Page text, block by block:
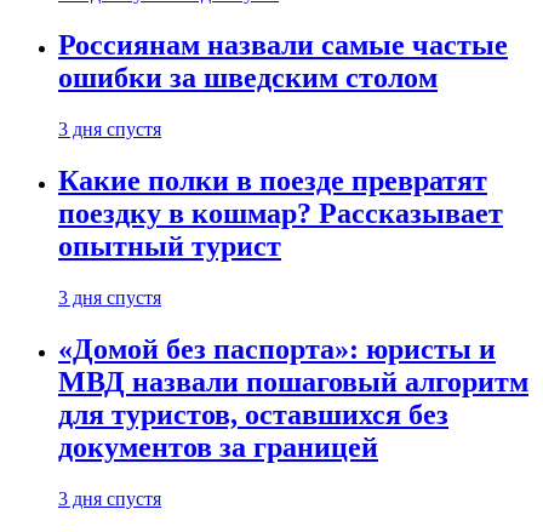
Россиянам назвали самые частые
ошибки за шведским столом
3 дня спустя
Какие полки в поезде превратят
поездку в кошмар? Рассказывает
опытный турист
3 дня спустя
«Домой без паспорта»: юристы и
МВД назвали пошаговый алгоритм
для туристов, оставшихся без
документов за границей
3 дня спустя